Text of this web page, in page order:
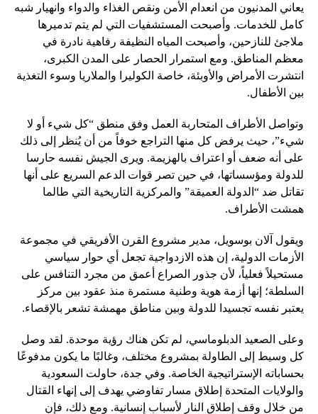
يعاني المدنيون من انعدام الأمن ونقص الغذاء والدواء وانهيار شبه
كامل للخدمات. وأصبحت المستشفيات التي لم يتم تدميرها
ملاجئ للنازحين، وأصبحت المياه النظيفة رفاهية نادرة في
معظم المناطق. ومع استمرار الحصار على المدن الكبرى،
انتشرت الأمراض والأوبئة، خاصة الكوليرا والملاريا وسوء التغذية
بين الأطفال.
وتواصل الأطراف المتحاربة العمل وفق منطق “كل شيء أو لا
شيء”، حيث يرفض كل منها التراجع خوفاً من أن يُنظر إلى ذلك
على أنه ضعف أو اعتراف بالهزيمة. ويرى الجيش نفسه حارسا
للدولة ومؤسساتها، في حين تصر قوات الدعم السريع على أنها
تقاتل ضد “الدولة العميقة” والمركزية التاريخية التي طالما
همشت الأطراف.
ويقول آلان بوسويل، مدير مشروع القرن الأفريقي في مجموعة
الأزمات الدولية، إن هذه الازدواجية تجعل أي حوار سياسي
مستحيلاً فعلياً، لأن جذور الصراع أعمق من مجرد التنافس على
السلطة؛ إنها أزمة هوية وطنية مستمرة منذ عقود بين مركز
يعتبر نفسه تجسيدا للدولة وبين مناطق مهمشة تشعر بالإقصاء.
وعلى الصعيد الدبلوماسي، لم تكن هناك رؤية موحدة. لقد وصل
كل وسيط إلى الطاولة بمشروع مختلف، وغالبًا ما يكون مدفوعًا
بحساباته الإستراتيجية الخاصة. وفي جدة، حاولت السعودية
والولايات المتحدة إطلاق مسار تفاوضي يهدف إلى إنهاء القتال
من خلال وقف إطلاق النار لأسباب إنسانية. ومع ذلك، فإن